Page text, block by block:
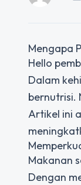
Mengapa
Hello
Dalam
bernutrisi.
Artikel ini
Makanan
Dengan